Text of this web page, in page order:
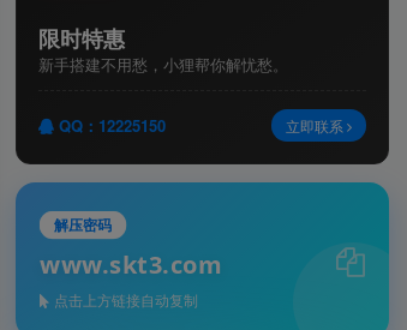
限时特惠
新手搭建不用愁，小狸帮你解忧愁。
QQ：12225150 立即联系
解压密码
www.skt3.com
点击上方链接自动复制